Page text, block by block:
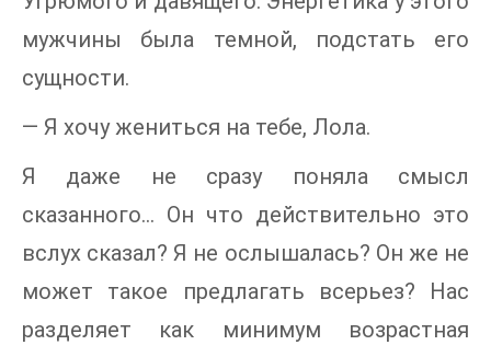
мужчины была темной, подстать его
сущности.
— Я хочу жениться на тебе, Лола.
Я даже не сразу поняла смысл
сказанного… Он что действительно это
вслух сказал? Я не ослышалась? Он же не
может такое предлагать всерьез? Нас
разделяет как минимум возрастная